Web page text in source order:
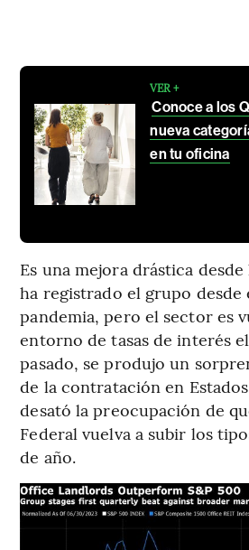
VER +
Conoce a los
nueva
en tu oficina
Es una mejora drástica
ha registrado el grupo desde
pandemia, pero el sector es
entorno de tasas de interés
pasado, se produjo un
de la contratación en
desató la preocupación de
Federal vuelva a subir los
de año.